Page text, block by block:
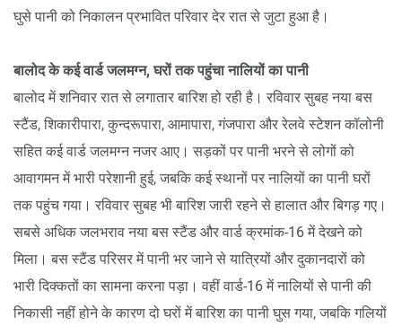
घुसे पानी को निकालन प्रभावित परिवार देर रात से जुटा हुआ है।
बालोद के कई वार्ड जलमग्न, घरों तक पहुंचा नालियों का पानी
बालोद में शनिवार रात से लगातार बारिश हो रही है। रविवार सुबह नया बस
स्टैंड, शिकारीपारा, कुन्दरूपारा, आमापारा, गंजपारा और रेलवे स्टेशन कॉलोनी
सहित कई वार्ड जलमग्न नजर आए। सड़कों पर पानी भरने से लोगों को
आवागमन में भारी परेशानी हुई, जबकि कई स्थानों पर नालियों का पानी घरों
तक पहुंच गया। रविवार सुबह भी बारिश जारी रहने से हालात और बिगड़ गए।
सबसे अधिक जलभराव नया बस स्टैंड और वार्ड क्रमांक-16 में देखने को
मिला। बस स्टैंड परिसर में पानी भर जाने से यात्रियों और दुकानदारों को
भारी दिक्कतों का सामना करना पड़ा। वहीं वार्ड-16 में नालियों से पानी की
निकासी नहीं होने के कारण दो घरों में बारिश का पानी घुस गया, जबकि गलियों